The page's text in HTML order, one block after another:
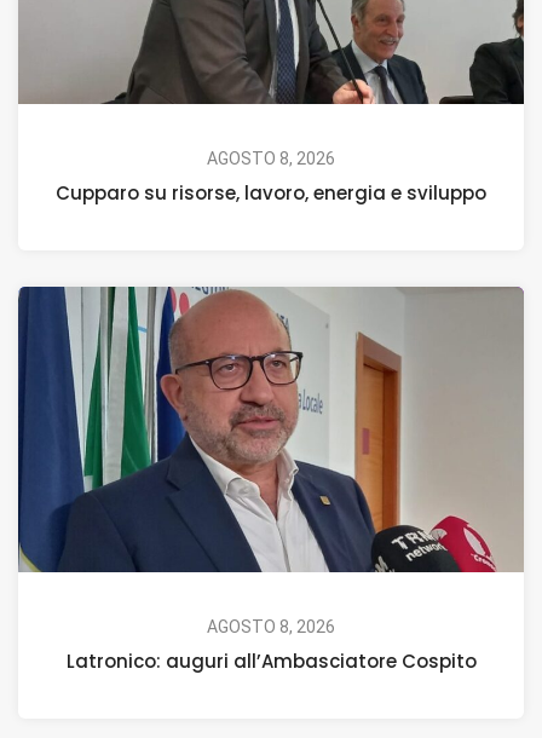
AGOSTO 8, 2026
Cupparo su risorse, lavoro, energia e sviluppo
AGOSTO 8, 2026
Latronico: auguri all’Ambasciatore Cospito